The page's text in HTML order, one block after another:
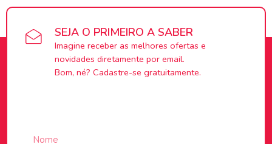
SEJA O PRIMEIRO A SABER
Imagine receber as melhores ofertas e
novidades diretamente por email.
Bom, né? Cadastre-se gratuitamente.